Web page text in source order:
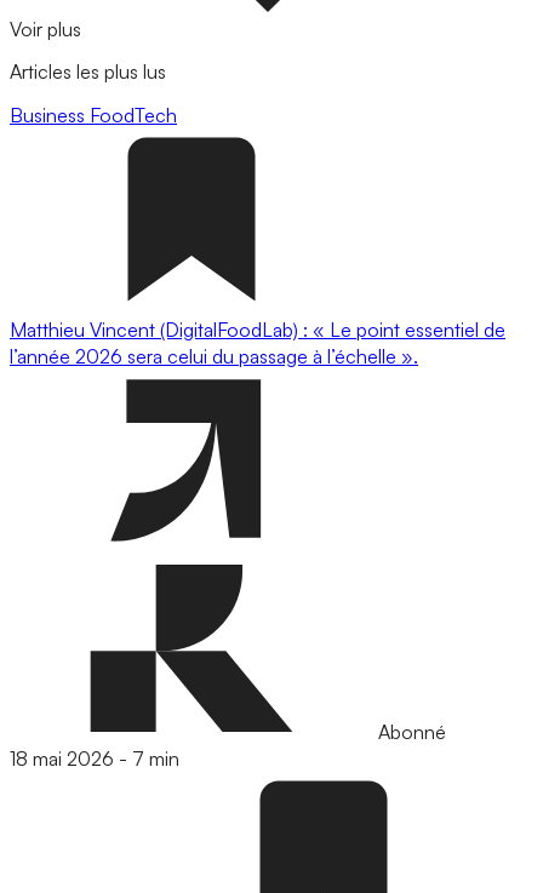
Voir plus
Articles les plus lus
Business FoodTech
Matthieu Vincent (DigitalFoodLab) : « Le point essentiel de
l’année 2026 sera celui du passage à l’échelle ».
Abonné
18 mai 2026 - 7 min